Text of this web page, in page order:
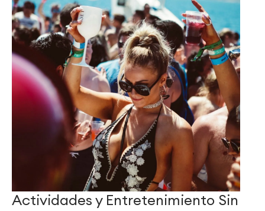
Actividades y Entretenimiento Sin